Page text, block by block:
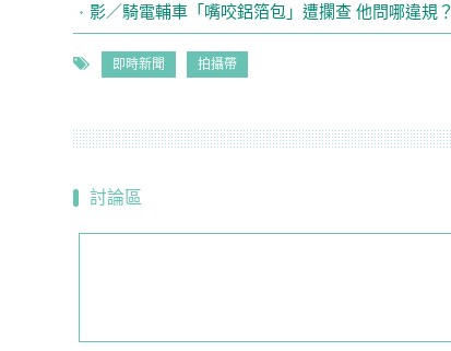
影／騎電輔車「嘴咬鋁箔包」遭攔查 他問哪違規
即時新聞 拍攝帶
討論區